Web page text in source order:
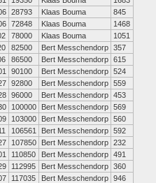
28793 Klaas Bouma
845
72848 Klaas Bouma
1468
78000 Klaas Bouma
1051
82500 Bert Messchendorp 357
86500 Bert Messchendorp 615
90100 Bert Messchendorp 524
92800 Bert Messchendorp 559
96000 Bert Messchendorp 453
100000 Bert Messchendorp 569
103000 Bert Messchendorp 560
106561 Bert Messchendorp 592
107850 Bert Messchendorp 232
110850 Bert Messchendorp 491
112995 Bert Messchendorp 360
117035 Bert Messchendorp 946